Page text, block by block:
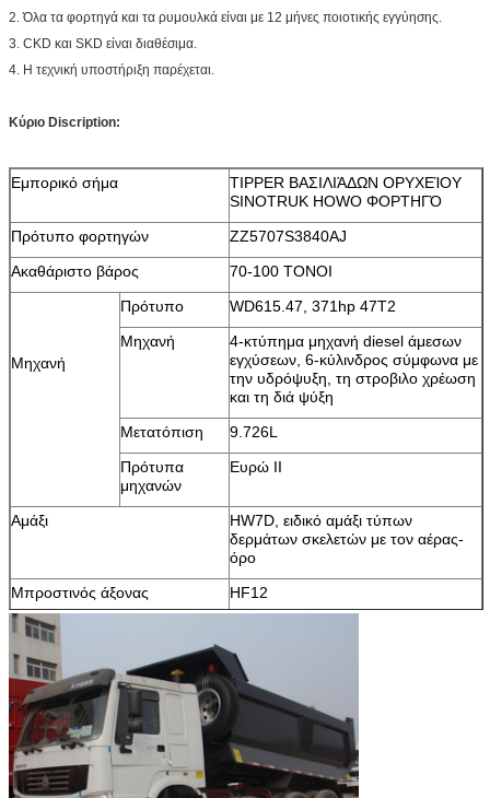
2.Όλα τα φορτηγά και τα ρυμουλκά είναι με 12 μήνες ποιοτικής εγγύησης.
3. CKD και SKD είναι διαθέσιμα.
4. Η τεχνική υποστήριξη παρέχεται.
Κύριο Discription:
Εμπορικό σήμα
TIPPER ΒΑΣΙΛΙΆΔΩΝ ΟΡΥΧΕΊΟΥ
SINOTRUK HOWO ΦΟΡΤΗΓΌ
Πρότυπο φορτηγών
ZZ5707S3840AJ
Ακαθάριστο βάρος
70-100 ΤΟΝΟΙ
Μηχανή
Πρότυπο
WD615.47, 371hp 47T2
Μηχανή
4-κτύπημα μηχανή diesel άμεσων
εγχύσεων, 6-κύλινδρος σύμφωνα με
την υδρόψυξη, τη στροβιλο χρέωση
και τη διά ψύξη
Μετατόπιση
9.726L
Πρότυπα
μηχανών
Ευρώ ΙΙ
Αμάξι
HW7D, ειδικό αμάξι τύπων
δερμάτων σκελετών με τον αέρας-
όρο
Μπροστινός άξονας
HF12
Οδηγώντας άξονας
Οδήγηση
ZF8118 γερμανική υδραυλική
οδήγηση με τη βοήθεια δύναμης
(LHD)
Αναστολή
ενισχυμένος
Μετάδοση
Κιβώτιο ταχυτήτων ταχύτητας
HW19712 SINOTRUK 12